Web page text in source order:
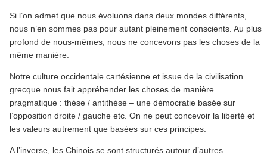
Si l’on admet que nous évoluons dans deux mondes différents,
nous n’en sommes pas pour autant pleinement conscients. Au plus
profond de nous-mêmes, nous ne concevons pas les choses de la
même manière.
Notre culture occidentale cartésienne et issue de la civilisation
grecque nous fait appréhender les choses de manière
pragmatique : thèse / antithèse – une démocratie basée sur
l’opposition droite / gauche etc. On ne peut concevoir la liberté et
les valeurs autrement que basées sur ces principes.
A l’inverse, les Chinois se sont structurés autour d’autres